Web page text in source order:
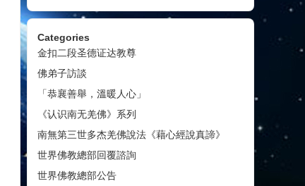
Categories
金扣二段圣德证达教尊
佛弟子訪談
「恭襄善舉，溫暖人心」
《认识南无羌佛》系列
南無第三世多杰羌佛說法《藉心經說真諦》
世界佛教總部回覆諮詢
世界佛教總部公告